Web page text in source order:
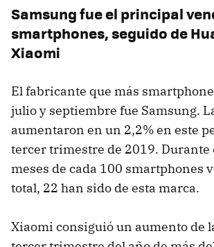
Samsung fue el principal
smartphones, seguido de
Xiaomi
El fabricante que más
julio y septiembre fue Samsung.
aumentaron en un 2,2% en este
tercer trimestre de 2019. Durante
meses de cada 100 smartphones
total, 22 han sido de esta marca.
Xiaomi consiguió un aumento de